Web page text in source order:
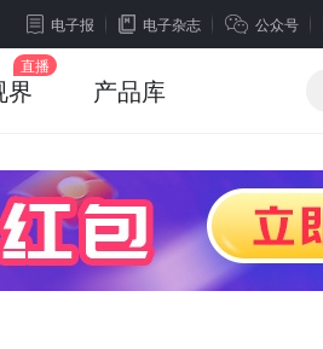
电子报 电子杂志 公众号
界 产品库